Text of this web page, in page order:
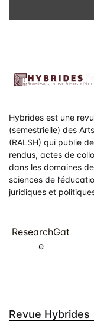
Hybrides est une
(semestrielle) des
(RALSH) qui publie
rendus, actes de
dans les domaines
sciences de
juridiques et
ResearchGat
e
Revue Hybrides